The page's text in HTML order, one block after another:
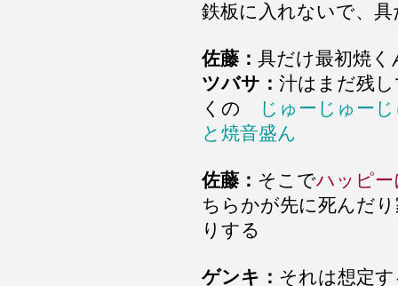
鉄板に入れないで、具
佐藤： 具だけ最初焼く
ツバサ： 汁はまだ残
くの
じゅーじゅー
と焼音盛ん
佐藤： そこでハッピ
ちらかが先に死んだ
りする
ゲンキ： それは想定